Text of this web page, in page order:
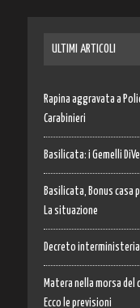
ULTIMI ARTICOLI
Rapina aggravata a
Carabinieri
Basilicata: i Gemelli
Basilicata, Bonus casa
La situazione
Decreto
Matera nella morsa
Ecco le previsioni